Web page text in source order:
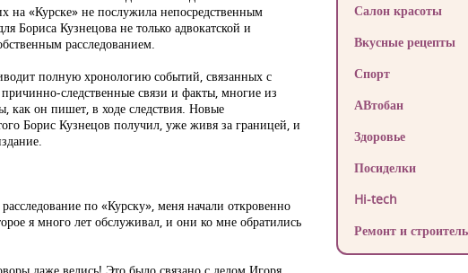
на «Курске» не послужила непосредственным
Бориса Кузнецова не только адвокатской и
расследованием.
полную хронологию событий, связанных с
следственные связи и факты, многие из
как он пишет, в ходе следствия. Новые
Борис Кузнецов получил, уже живя за границей, и
по «Курску», меня начали откровенно
я много лет обслуживал, и они ко мне обратились
Салон красоты
Вкусные рецепты
Спорт
АВтобан
Здоровье
Посиделки
Hi-tech
Ремонт и